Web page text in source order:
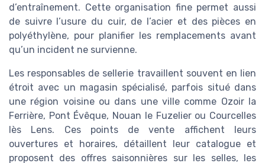
d’entraînement. Cette organisation fine permet aussi
de suivre l’usure du cuir, de l’acier et des pièces en
polyéthylène, pour planifier les remplacements avant
qu’un incident ne survienne.
Les responsables de sellerie travaillent souvent en lien
étroit avec un magasin spécialisé, parfois situé dans
une région voisine ou dans une ville comme Ozoir la
Ferrière, Pont Évêque, Nouan le Fuzelier ou Courcelles
lès Lens. Ces points de vente affichent leurs
ouvertures et horaires, détaillent leur catalogue et
proposent des offres saisonnières sur les selles, les